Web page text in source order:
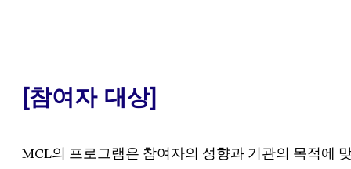
​[참여자 대상]
MCL의 프로그램은 참여자의 성향과 기관의 목적에